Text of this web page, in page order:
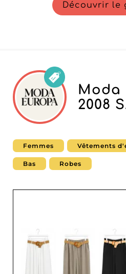
Découvrir le
Moda
2008
Femmes Vêtements
Bas Robes